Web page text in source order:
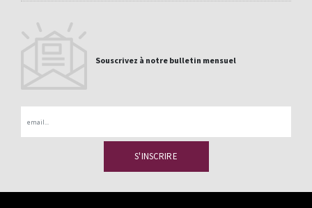
Souscrivez à notre bulletin mensuel